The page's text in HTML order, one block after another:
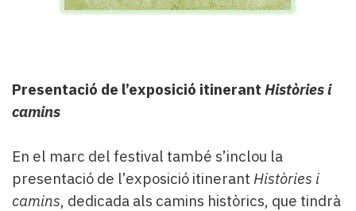
Presentació de l’exposició itinerant Històries i
camins
En el marc del festival també s’inclou la
presentació de l’exposició itinerant Històries i
camins, dedicada als camins històrics, que tindrà